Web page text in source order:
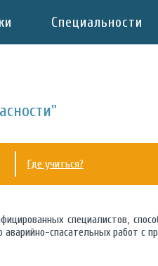
Специальности
Где учиться?
специалистов,
спасательных работ с